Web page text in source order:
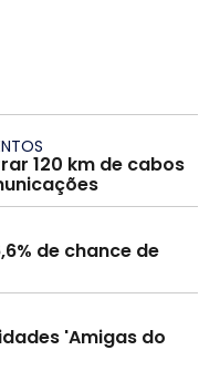
120 km de cabos
de chance de
'Amigas do